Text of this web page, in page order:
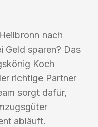
nach
Geld sparen? Das
Koch
richtige Partner
sorgt dafür,
abläuft.